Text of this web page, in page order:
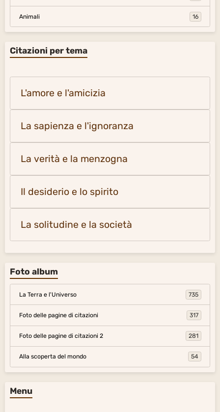
Animali 16
Citazioni per tema
L'amore e l'amicizia
La sapienza e l'ignoranza
La verità e la menzogna
Il desiderio e lo spirito
La solitudine e la società
Foto album
La Terra e l'Universo 735
Foto delle pagine di citazioni 317
Foto delle pagine di citazioni 2 281
Alla scoperta del mondo 54
Menu